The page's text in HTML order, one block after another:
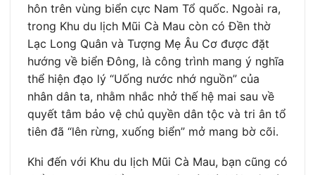
hôn trên vùng biển cực Nam Tổ quốc. Ngoài ra,
trong Khu du lịch Mũi Cà Mau còn có Đền thờ
Lạc Long Quân và Tượng Mẹ Âu Cơ được đặt
hướng về biển Đông, là công trình mang ý nghĩa
thể hiện đạo lý “Uống nước nhớ nguồn” của
nhân dân ta, nhằm nhắc nhở thế hệ mai sau về
quyết tâm bảo vệ chủ quyền dân tộc và tri ân tổ
tiên đã “lên rừng, xuống biển” mở mang bờ cõi.
Khi đến với Khu du lịch Mũi Cà Mau, bạn cũng có